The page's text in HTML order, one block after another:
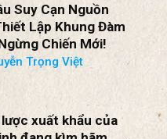
ĐỊNH THỜI
ngày 2/8/2026
Tranh Ukraine: Nga
Lập Khung Đàm
Chiến Mới!